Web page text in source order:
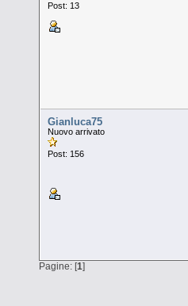
Post: 13
Gianluca75
Nuovo arrivato
Post: 156
Pagine: [1]